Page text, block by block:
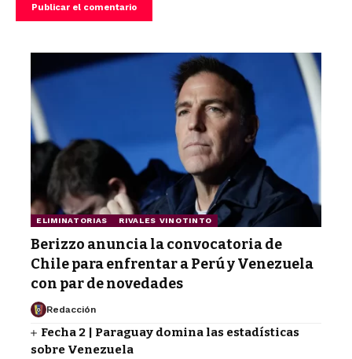
ELIMINATORIAS RIVALES VINOTINTO
Berizzo anuncia la convocatoria de
Chile para enfrentar a Perú y Venezuela
con par de novedades
Redacción
Fecha 2 | Paraguay domina las estadísticas
sobre Venezuela